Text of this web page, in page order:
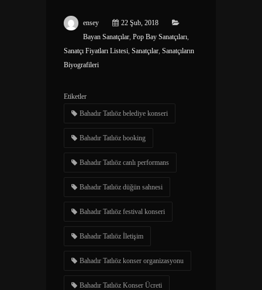
ensey
22 Şub, 2018
Bayan Sanatçılar Pop Bay Sanatçıları
Sanatçı Fiyatları Listesi Sanatçılar Sanatçıların
Biyografileri
Etiketler
Bahadır Tatlıöz belediye konseri
Bahadır Tatlıöz booking
Bahadır Tatlıöz canlı performans
Bahadır Tatlıöz düğün sahnesi
Bahadır Tatlıöz festival konseri
Bahadır Tatlıöz İletişim
Bahadır Tatlıöz konser organizasyonu​
Bahadır Tatlıöz Konser Ücreti